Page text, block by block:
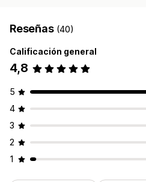
Reseñas (40)
Calificación general
4,8
5
4
3
2
1